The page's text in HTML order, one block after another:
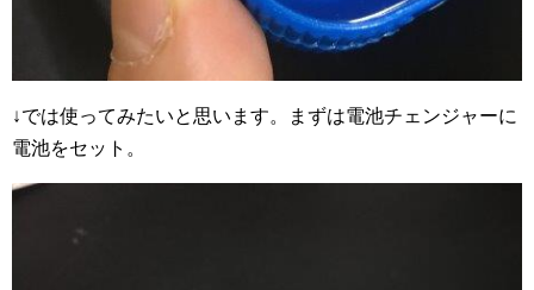
↓では使ってみたいと思います。まずは電池チェンジャーに
電池をセット。